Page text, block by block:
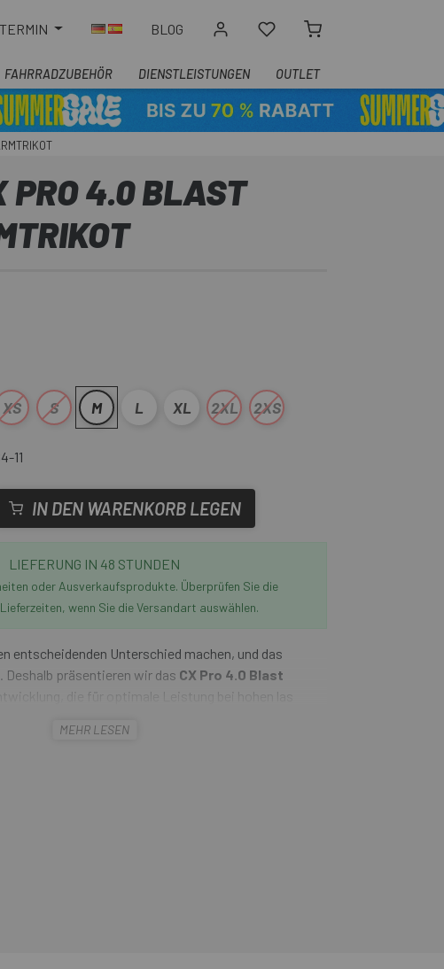
BLOG
FAHRRADZUBEHÖR DIENSTLEISTUNGEN OUTLET
PRO 4.0 BLAST
XS S M L XL 2XL 2XS
11
IN DEN WARENKORB LEGEN
LIEFERUNG IN 48 STUNDEN
oder Ausverkaufsprodukte. Überprüfen Sie die
wenn Sie die Versandart auswählen.
entscheidenden Unterschied machen, und das
. Deshalb präsentieren wir das CX Pro 4.0 Blast
die für optimale Leistung bei hohen las
lange Stunden auf dem Rad mit maximalem
MEHR LESEN